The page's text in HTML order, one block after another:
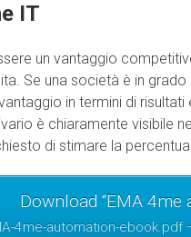
IT
un vantaggio
Se una società è in
in termini di
è chiaramente visibile
di stimare la
Download “EMA 4me
4me-automation-